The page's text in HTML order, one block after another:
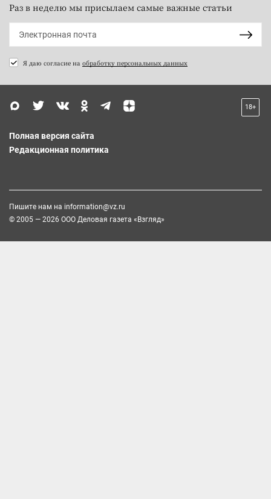
Раз в неделю мы присылаем самые важные статьи
Я даю согласие на обработку персональных данных
18+
Полная версия сайта
Редакционная политика
Пишите нам на information@vz.ru
© 2005 — 2026 ООО Деловая газета «Взгляд»